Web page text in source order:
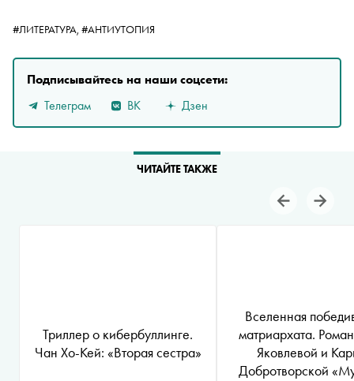
#ЛИТЕРАТУРА, #АНТИУТОПИЯ
Подписывайтесь на наши соцсети:
Телеграм
ВК Дзен
ЧИТАЙТЕ ТАКЖЕ
Триллер о кибербуллинге.
Чан Хо-Кей: «Вторая сестра»
Вселенная
матриархата.
Яковлевой и
Добротворской